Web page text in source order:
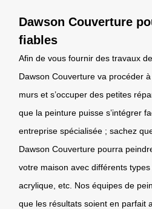
Dawson Couverture
fiables
Afin de vous fournir des travaux
Dawson Couverture va procéder
murs et s’occuper des petites
que la peinture puisse s’intégrer
entreprise spécialisée ; sachez
Dawson Couverture pourra
votre maison avec différents
acrylique, etc. Nos équipes de
que les résultats soient en parfait